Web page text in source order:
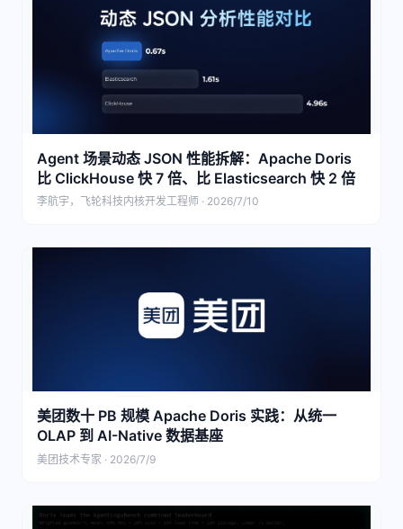
Agent 场景动态 JSON 性能拆解：Apache Doris
比 ClickHouse 快 7 倍、比 Elasticsearch 快 2 倍
李航宇，飞轮科技内核开发工程师 · 2026/7/10
美团数十 PB 规模 Apache Doris 实践：从统一
OLAP 到 AI-Native 数据基座
美团技术专家 · 2026/7/9